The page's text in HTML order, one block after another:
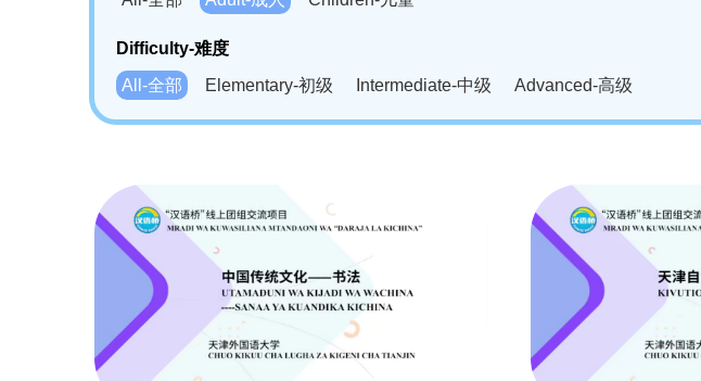
Difficulty-难度
All-全部
Elementary-初级 Intermediate-中级 Advanced-高级